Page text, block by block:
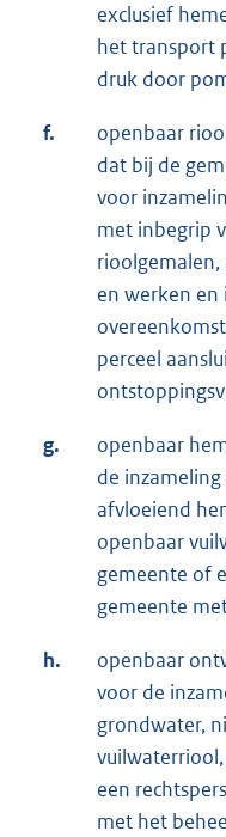
exclusief
het transport
druk door
f.
openbaar
dat bij de
voor
met inbegrip
rioolgemalen,
en werken en
perceel
g.
openbaar
de
afvloeiend
openbaar
gemeente of
gemeente
h.
openbaar
voor de
grondwater,
een
met het